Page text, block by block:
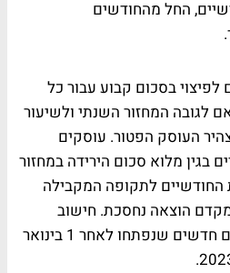
החל מהחודשים
לפיצוי בסכום קבוע עבור כל
לגובה המחזור השנתי ולשיעור
העוסק הפטור. עוסקים
בגין מלוא סכום הירידה במחזור
לתקופה המקבילה
במקדם הוצאה נחסכת. חישוב
מותאם יתבצע עבור עסקים חדשים שנפתחו לאחר 1 בינואר